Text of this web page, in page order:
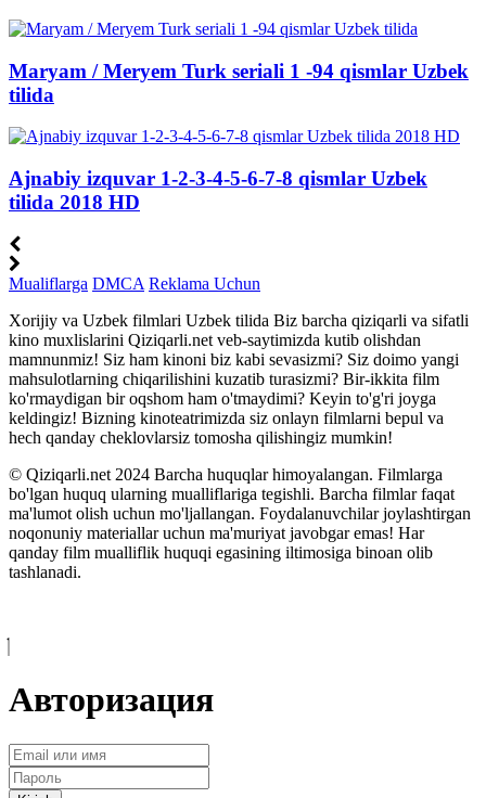
Maryam / Meryem Turk seriali 1 -94 qismlar Uzbek
tilida
Ajnabiy izquvar 1-2-3-4-5-6-7-8 qismlar Uzbek
tilida 2018 HD
Mualiflarga DMCA Reklama Uchun
Xorijiy va Uzbek filmlari Uzbek tilida Biz barcha qiziqarli va sifatli
kino muxlislarini Qiziqarli.net veb-saytimizda kutib olishdan
mamnunmiz! Siz ham kinoni biz kabi sevasizmi? Siz doimo yangi
mahsulotlarning chiqarilishini kuzatib turasizmi? Bir-ikkita film
ko'rmaydigan bir oqshom ham o'tmaydimi? Keyin to'g'ri joyga
keldingiz! Bizning kinoteatrimizda siz onlayn filmlarni bepul va
hech qanday cheklovlarsiz tomosha qilishingiz mumkin!
© Qiziqarli.net 2024 Barcha huquqlar himoyalangan. Filmlarga
bo'lgan huquq ularning mualliflariga tegishli. Barcha filmlar faqat
ma'lumot olish uchun mo'ljallangan. Foydalanuvchilar joylashtirgan
noqonuniy materiallar uchun ma'muriyat javobgar emas! Har
qanday film mualliflik huquqi egasining iltimosiga binoan olib
tashlanadi.
Авторизация